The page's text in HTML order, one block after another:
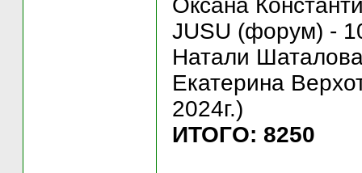
Оксана
JUSU (форум) -
Натали
Екатерина
2024г.)
ИТОГО: 8250